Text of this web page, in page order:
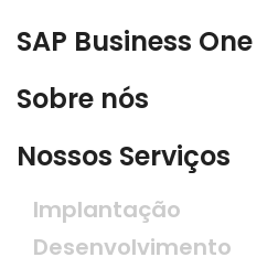
SAP Business One
Sobre nós
Nossos Serviços
Implantação
Desenvolvimento